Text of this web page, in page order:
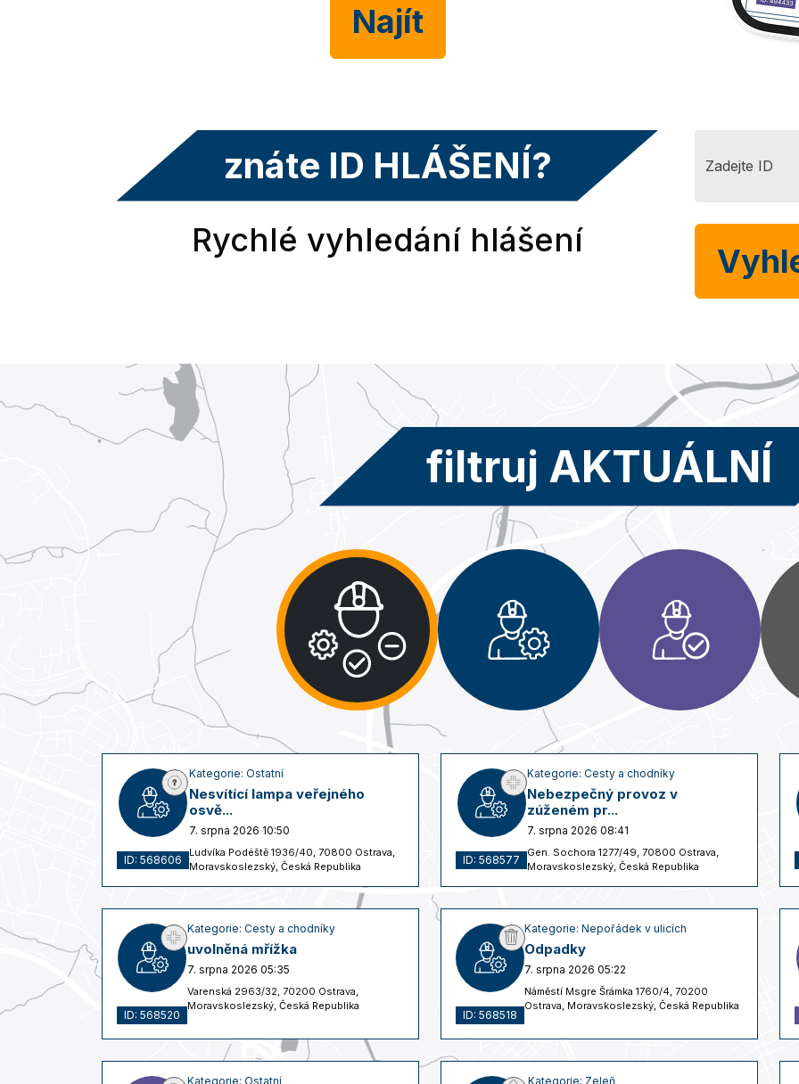
Najít
znáte ID HLÁŠENÍ?
Rychlé vyhledání hlášení
filtruj AKTUÁLNÍ
ID: 568606
Kategorie: Ostatní
Nesvítící lampa veřejného
osvě...
7. srpna 2026 10:50
Ludvíka Podéště 1936/40, 70800 Ostrava,
Moravskoslezský, Česká Republika
ID: 568577
Kategorie: Cesty a chodníky
Nebezpečný provoz v
zúženém pr...
7. srpna 2026 08:41
Gen. Sochora 1277/49, 70800 Ostrava,
Moravskoslezský, Česká Republika
ID: 568520
Kategorie: Cesty a chodníky
uvolněná mřížka
7. srpna 2026 05:35
Varenská 2963/32, 70200 Ostrava,
Moravskoslezský, Česká Republika
ID: 568518
Kategorie: Nepořádek v ulicích
Odpadky
7. srpna 2026 05:22
Náměstí Msgre Šrámka 1760/4, 70200
Ostrava, Moravskoslezský, Česká Republika
Kategorie: Ostatní Kategorie: Zeleň